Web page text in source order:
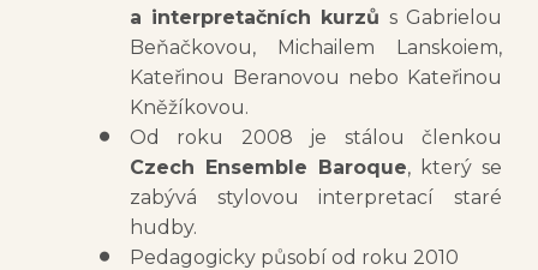
a interpretačních kurzů s Gabrielou
Beňačkovou, Michailem Lanskoiem,
Kateřinou Beranovou nebo Kateřinou
Kněžíkovou.
Od roku 2008 je stálou členkou
Czech Ensemble Baroque, který se
zabývá stylovou interpretací staré
hudby.
Pedagogicky působí od roku 2010